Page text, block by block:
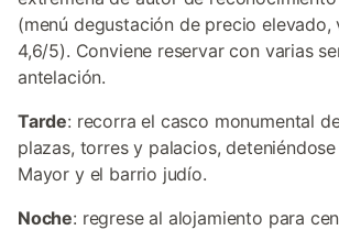
(menú degustación de precio elevado,
4,6/5). Conviene reservar con varias
antelación.
Tarde: recorra el casco monumental
plazas, torres y palacios, deteniéndose
Mayor y el barrio judío.
Noche: regrese al alojamiento para